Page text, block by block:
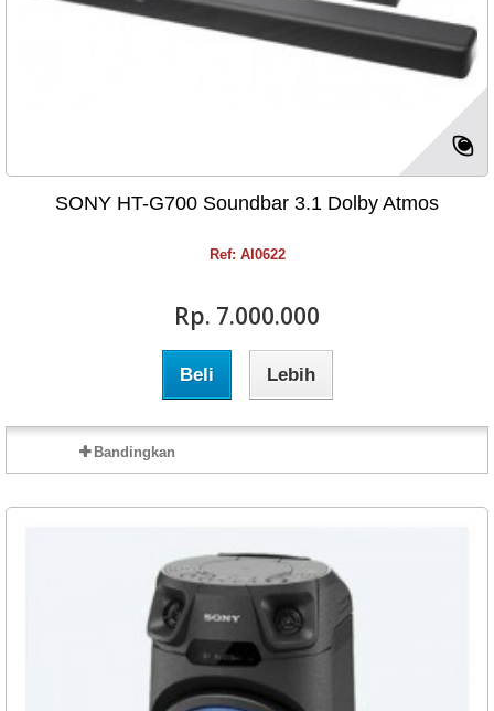
SONY HT-G700 Soundbar 3.1 Dolby Atmos
Ref: AI0622
Rp‎. 7.000.000
Beli Lebih
Bandingkan